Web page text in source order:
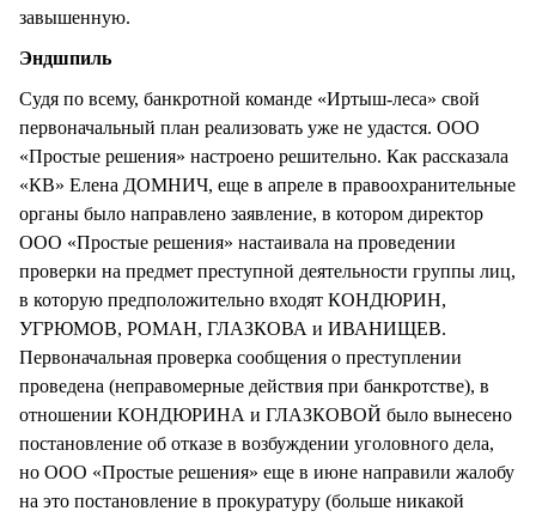
завышенную.
Эндшпиль
Судя по всему, банкротной команде «Иртыш-леса» свой
первоначальный план реализовать уже не удастся. ООО
«Простые решения» настроено решительно. Как рассказала
«КВ» Елена ДОМНИЧ, еще в апреле в правоохранительные
органы было направлено заявление, в котором директор
ООО «Простые решения» настаивала на проведении
проверки на предмет преступной деятельности группы лиц,
в которую предположительно входят КОНДЮРИН,
УГРЮМОВ, РОМАН, ГЛАЗКОВА и ИВАНИЩЕВ.
Первоначальная проверка сообщения о преступлении
проведена (неправомерные действия при банкротстве), в
отношении КОНДЮРИНА и ГЛАЗКОВОЙ было вынесено
постановление об отказе в возбуждении уголовного дела,
но ООО «Простые решения» еще в июне направили жалобу
на это постановление в прокуратуру (больше никакой